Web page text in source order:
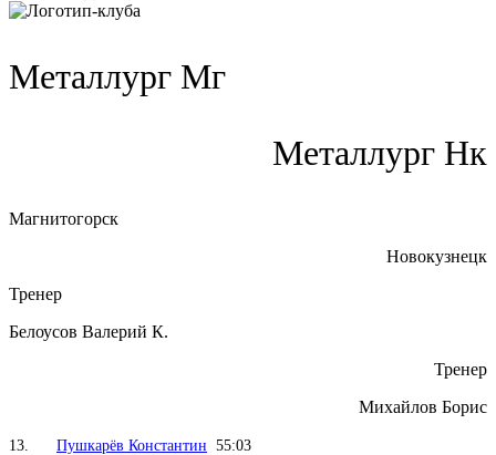
Металлург Мг
Металлург Нк
Магнитогорск
Новокузнецк
Тренер
Белоусов Валерий К.
Тренер
Михайлов Борис
13. Пушкарёв Константин 55:03